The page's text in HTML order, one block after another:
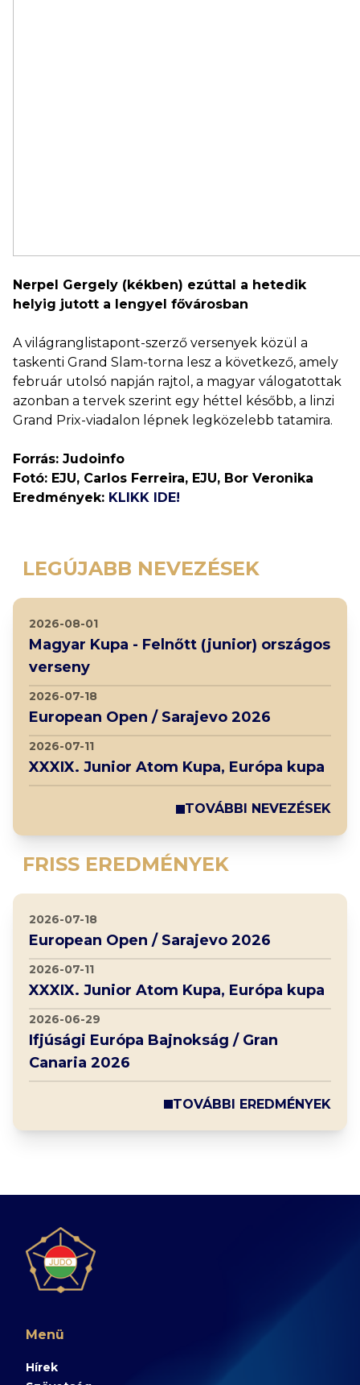
Nerpel Gergely (kékben) ezúttal a hetedik
helyig jutott a lengyel fővárosban
A világranglistapont-szerző versenyek közül a
taskenti Grand Slam-torna lesz a következő, amely
február utolsó napján rajtol, a magyar válogatottak
azonban a tervek szerint egy héttel később, a linzi
Grand Prix-viadalon lépnek legközelebb tatamira.
Forrás: Judoinfo
Fotó: EJU, Carlos Ferreira, EJU, Bor Veronika
Eredmények: KLIKK IDE!
LEGÚJABB NEVEZÉSEK
FRISS EREDMÉNYEK
2026-08-01
Magyar Kupa - Felnőtt (junior) országos
verseny
2026-07-18
European Open / Sarajevo 2026
2026-07-11
XXXIX. Junior Atom Kupa, Európa kupa
TOVÁBBI NEVEZÉSEK
2026-07-18
European Open / Sarajevo 2026
2026-07-11
XXXIX. Junior Atom Kupa, Európa kupa
2026-06-29
Ifjúsági Európa Bajnokság / Gran
Canaria 2026
TOVÁBBI EREDMÉNYEK
Menü
Hírek